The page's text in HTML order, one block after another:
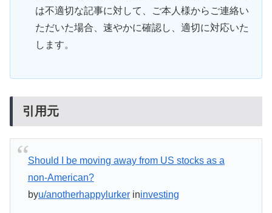
は不適切な記事に対して、ご本人様からご連絡い
ただいた場合、速やかに確認し、適切に対応いた
します。
引用元
Should I be moving away from US stocks as a
non-American?
byu/anotherhappylurkerininvesting